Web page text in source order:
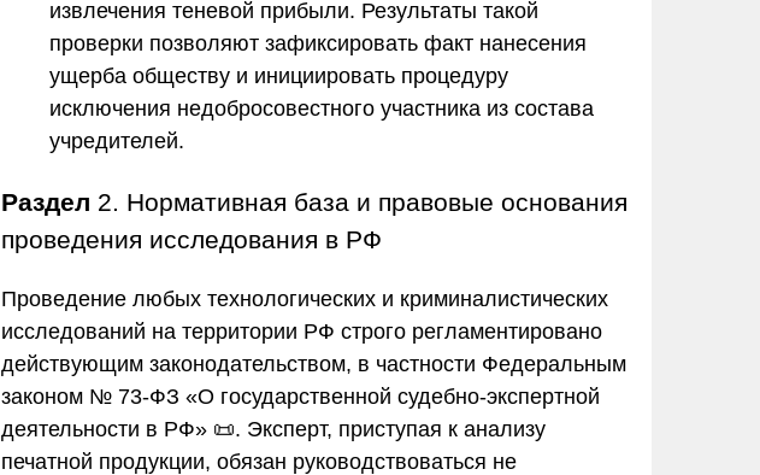
извлечения теневой прибыли. Результаты такой
проверки позволяют зафиксировать факт нанесения
ущерба обществу и инициировать процедуру
исключения недобросовестного участника из состава
учредителей.
Раздел 2. Нормативная база и правовые основания
проведения исследования в РФ
Проведение любых технологических и криминалистических
исследований на территории РФ строго регламентировано
действующим законодательством, в частности Федеральным
законом № 73-ФЗ «О государственной судебно-экспертной
деятельности в РФ» 📜. Эксперт, приступая к анализу
печатной продукции, обязан руководствоваться не